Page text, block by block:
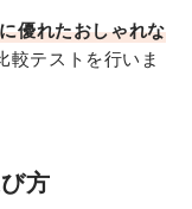
優れたおしゃれな
較テストを行いま
方